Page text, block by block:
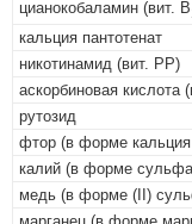
цианокобаламин (вит. B
кальция пантотенат
никотинамид (вит. PP)
аскорбиновая кислота
рутозид
фтор (в форме
калий (в форме
медь (в форме (II)